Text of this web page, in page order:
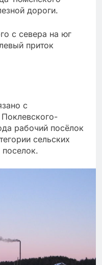
дороги.
с севера на юг
приток
с
рабочий посёлок
сельских
поселок.